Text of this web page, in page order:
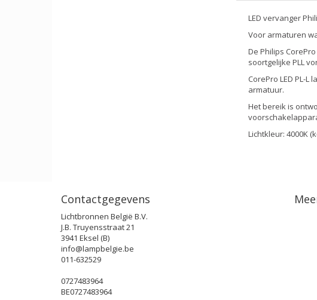
LED vervanger
Voor armaturen
De Philips
soortgelijke PLL
CorePro LED PL-
armatuur.
Het bereik is
Lichtkleur: 4000K
Contactgegevens
Lichtbronnen België B.V.
J.B. Truyensstraat 21
3941 Eksel (B)
info@lampbelgie.be
011-632529
0727483964
BE0727483964